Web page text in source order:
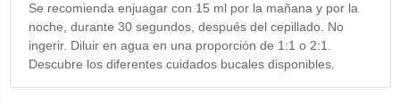
Se recomienda enjuagar con 15 ml por la mañana y por la
noche, durante 30 segundos, después del cepillado. No
ingerir. Diluir en agua en una proporción de 1:1 o 2:1.
Descubre los diferentes cuidados bucales disponibles.